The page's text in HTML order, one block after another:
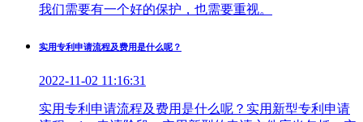
我们需要有一个好的保护，也需要重视。
实用专利申请流程及费用是什么呢？
2022-11-02 11:16:31
实用专利申请流程及费用是什么呢？实用新型专利申请